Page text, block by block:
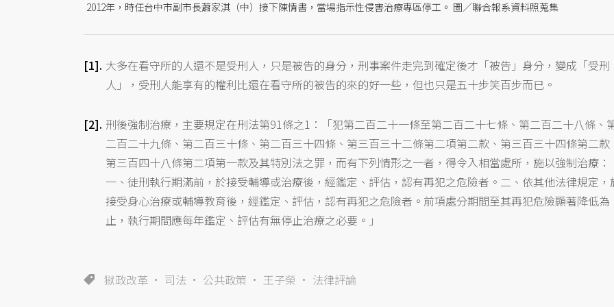
2012年，時任台中市副市長蕭家淇（中）接下陳情書，當場指示性侵害治療專區停工。 圖／聯合報系資料照蒐集
大多在看守所的人還不是受刑人，只是被告的身分，刑事案件走完到確定後才「被告」身分，變成「受刑
人」，受刑人能享有的權利比還在看守所的被告的來的好一些，但也只是五十步笑百步而已。
刑後強制治療，主要規定在刑法第91條之1：「犯第二百二十一條至第二百二十七條、第二百二十八條、
二百二十九條、第二百三十條、第二百三十四條、第三百三十二條第二項第二款、第三百三十四條第二款
第三百四十八條第二項第一款及其特別法之罪，而有下列情形之一者，得令入相當處所，施以強制治療：
一、徒刑執行期滿前，於接受輔導或治療後，經鑑定、評估，認有再犯之危險者。二、依其他法律規定，
接受身心治療或輔導教育後，經鑑定、評估，認有再犯之危險者。前項處分期間至其再犯危險顯著降低為
止，執行期間應每年鑑定、評估有無停止治療之必要。」
獄政改革 司法 公共政策 王子榮 法律評論